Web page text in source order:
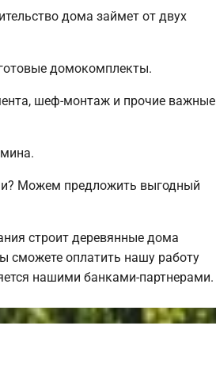
дома займет от двух
домокомплекты.
шеф-монтаж и прочие важные
Можем предложить выгодный
строит деревянные дома
сможете оплатить нашу работу
нашими банками-партнерами.